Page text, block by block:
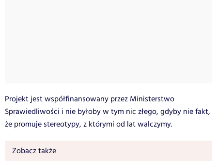
Projekt jest współfinansowany przez Ministerstwo
Sprawiedliwości i nie byłoby w tym nic złego, gdyby nie fakt,
że promuje stereotypy, z którymi od lat walczymy.
Zobacz także